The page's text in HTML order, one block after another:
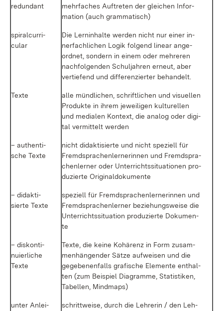
red­un­dant
mehr­fa­ches Auf­tre­ten der glei­chen In­for­
ma­ti­on (auch gram­ma­tisch)
spi­ral­cur­ri­
cu­lar
Die Lern­in­hal­te wer­den nicht nur ei­ner in­
ner­fach­li­chen Lo­gik fol­gend li­ne­ar an­ge­
ord­net, son­dern in ei­nem oder meh­re­ren
nach­fol­gen­den Schul­jah­ren er­neut, aber
ver­tie­fend und dif­fe­ren­zier­ter be­han­delt.
Tex­te
al­le münd­li­chen, schrift­li­chen und vi­su­el­len
Pro­duk­te in ih­rem je­wei­li­gen kul­tu­rel­len
und me­dia­len Kon­text, die ana­log oder di­gi­
tal ver­mit­telt wer­den
– au­then­ti­
sche Tex­te
nicht di­dak­ti­sier­te und nicht spe­zi­ell für
Fremd­spra­chen­ler­ne­rin­nen und Fremd­spra­
chen­ler­ner oder Un­ter­richts­si­tua­tio­nen pro­
du­zier­te Ori­gi­nal­do­ku­men­te
– di­dak­ti­
sier­te Tex­te
spe­zi­ell für Fremd­spra­chen­ler­ne­rin­nen und
Fremd­spra­chen­ler­ner be­zie­hungs­wei­se die
Un­ter­richts­si­tua­ti­on pro­du­zier­te Do­ku­men­
te
– dis­kon­ti­
nu­ier­li­che
Tex­te
Tex­te, die kei­ne Ko­hä­renz in Form zu­sam­
men­hän­gen­der Sät­ze auf­wei­sen und die
ge­ge­be­nen­falls gra­fi­sche Ele­men­te ent­hal­
ten (zum Bei­spiel Dia­gram­me, Sta­tis­ti­ken,
Ta­bel­len, Mind­maps)
un­ter An­lei­
schritt­wei­se, durch die Leh­re­rin / den Leh­